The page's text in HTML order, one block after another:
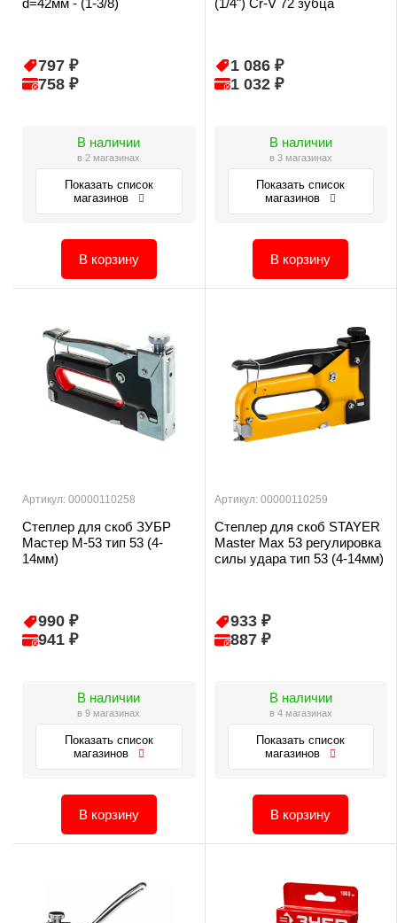
d=42мм - (1-3/8)
797 ₽
758 ₽
В наличии
в 2 магазинах
Показать список
магазинов
В корзину
(1/4") Cr-V 72 зубца
1 086 ₽
1 032 ₽
В наличии
в 3 магазинах
Показать список
магазинов
В корзину
Артикул: 00000110258
Степлер для скоб ЗУБР
Мастер М-53 тип 53 (4-
14мм)
990 ₽
941 ₽
В наличии
в 9 магазинах
Показать список
магазинов
В корзину
Артикул: 00000110259
Степлер для скоб STAYER
Master Max 53 регулировка
силы удара тип 53 (4-14мм)
933 ₽
887 ₽
В наличии
в 4 магазинах
Показать список
магазинов
В корзину